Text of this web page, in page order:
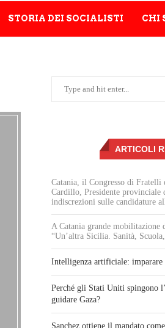
STORIA DEI SOCIALISTI CHI
ARTICOLI
Catania, il Congresso di Fratelli
Cardillo, Presidente provinciale
indiscrezioni sulle candidature
A Catania grande mobilitazione
“Un’altra Sicilia. Sanità,
Intelligenza artificiale: imparare
Perché gli Stati Uniti spingono
guidare Gaza?
Sanchez ottiene il mandato